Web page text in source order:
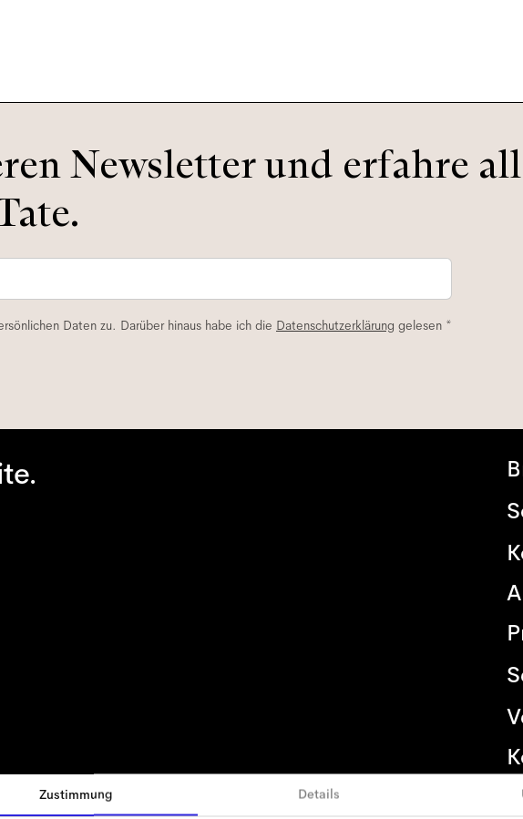
Zustimmung Details
Newsletter und erfahre
Daten zu. Darüber hinaus habe ich die Datenschutzerklärung gelesen *